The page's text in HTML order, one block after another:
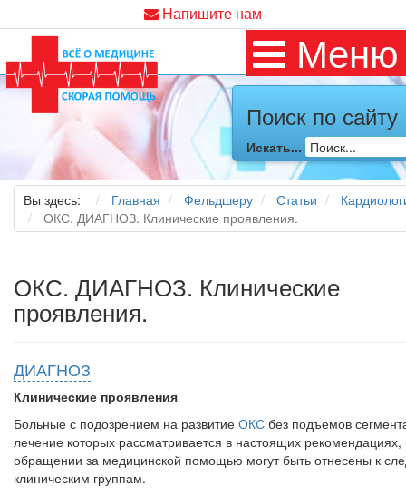
Напишите нам
Меню
Поиск по сайту
Искать...
Вы здесь: Главная Фельдшеру Статьи
ОКС. ДИАГНОЗ. Клинические проявления.
ОКС. ДИАГНОЗ. Клинические
проявления.
ДИАГНОЗ
Клинические проявления
Больные с подозрением на развитие ОКС без подъемов
лечение которых рассматривается в настоящих рекомендациях,
обращении за медицин­ской помощью могут быть отнесены к
клиническим группам.